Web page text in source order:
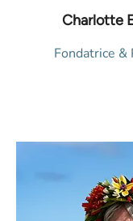
Charlotte
Fondatrice &